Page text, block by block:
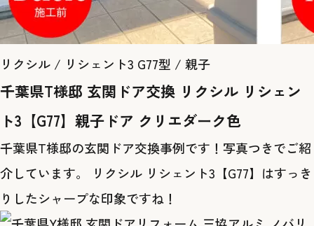
リクシル / リシェント3 G77型 / 親子
千葉県T様邸 玄関ドア交換 リクシル リシェン
ト3【G77】親子ドア クリエダーク色
千葉県T様邸の玄関ドア交換事例です！写真つきでご紹
介しています。 リクシル リシェント3【G77】はすっき
りしたシャープな印象ですね！